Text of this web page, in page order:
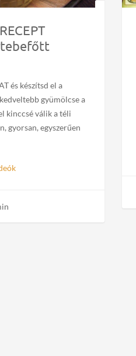
és készítsd el a
gyümölcse a
kinccsé válik a téli
gyorsan, egyszerűen